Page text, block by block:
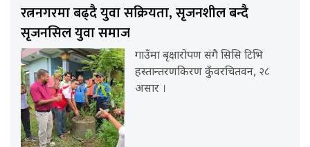
रत्ननगरमा बढ्दै युवा सक्रियता, सृजनशील बन्दै
सृजनसिल युवा समाज
गाउँमा बृक्षारोपण संगै सिसि टिभि
हस्तान्तरणकिरण कुँवरचितवन, २८
असार ।